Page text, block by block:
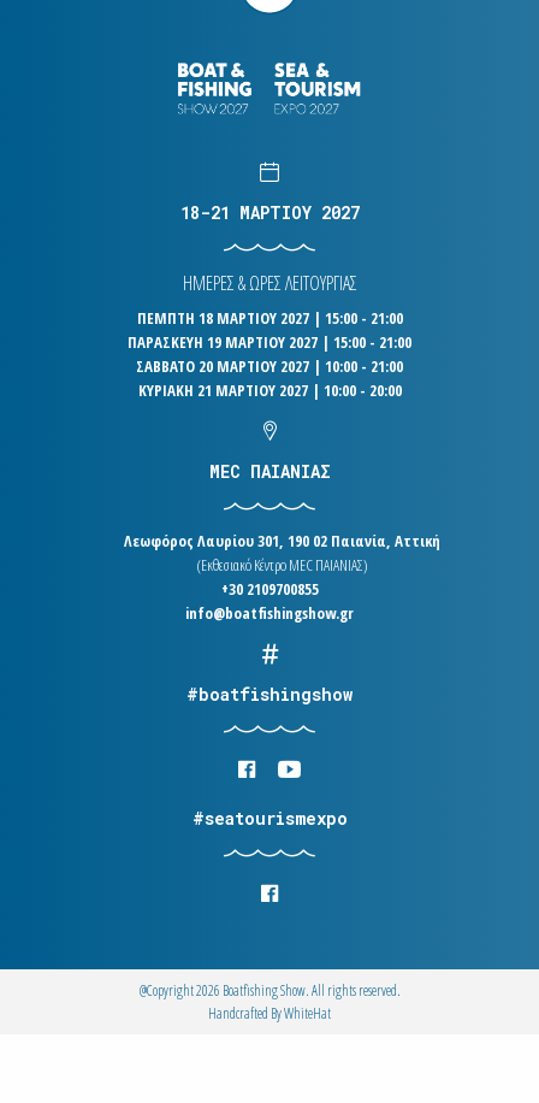
18-21 ΜΑΡΤΙΟΥ 2027
ΗΜΕΡΕΣ & ΩΡΕΣ ΛΕΙΤΟΥΡΓΙΑΣ
ΠΕΜΠΤΗ 18 ΜΑΡΤΙΟΥ 2027 | 15:00 - 21:00
ΠΑΡΑΣΚΕΥΗ 19 ΜΑΡΤΙΟΥ 2027 | 15:00 - 21:00
ΣΑΒΒΑΤΟ 20 ΜΑΡΤΙΟΥ 2027 | 10:00 - 21:00
ΚΥΡΙΑΚΗ 21 ΜΑΡΤΙΟΥ 2027 | 10:00 - 20:00
MEC ΠΑΙΑΝΙΑΣ
Λεωφόρος Λαυρίου 301, 190 02 Παιανία, Αττική
(Εκθεσιακό Κέντρο MEC ΠΑΙΑΝΙΑΣ)
+30 2109700855
info@boatfishingshow.gr
#boatfishingshow
#seatourismexpo
@Copyright 2026 Boatfishing Show. All rights reserved.
Handcrafted ByWhiteΗat